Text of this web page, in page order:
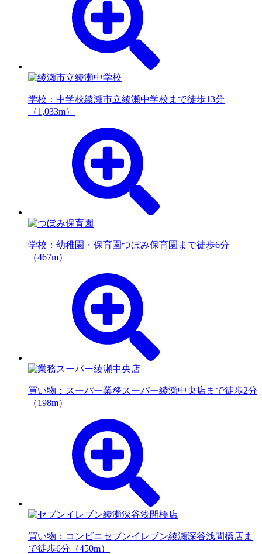
学校：中学校綾瀬市立綾瀬中学校まで徒歩13分
（1,033m）
学校：幼稚園・保育園つぼみ保育園まで徒歩6分
（467m）
買い物：スーパー業務スーパー綾瀬中央店まで徒歩2分
（198m）
買い物：コンビニセブンイレブン綾瀬深谷浅間橋店ま
で徒歩6分（450m）